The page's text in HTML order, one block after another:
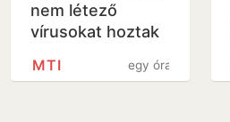
nem létező
vírusokat hoztak
mesterségesegy óra
MTI